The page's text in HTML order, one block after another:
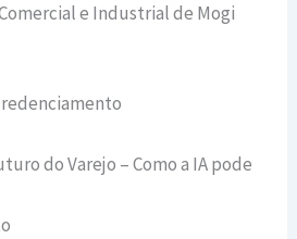
e Industrial de Mogi
do Varejo – Como a IA pode